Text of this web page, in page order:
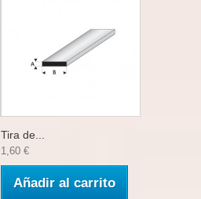
Tira de...
1,60 €
Añadir al carrito